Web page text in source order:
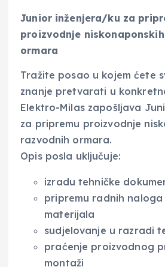
Junior inženjera/ku za
proizvodnje
ormara
Tražite posao u kojem ćete
znanje pretvarati u
Elektro-Milas zapošljava
za pripremu proizvodnje
razvodnih ormara.
Opis posla uključuje:
izradu tehničke
pripremu radnih
materijala
sudjelovanje u razradi
praćenje proizvodnog
montaži